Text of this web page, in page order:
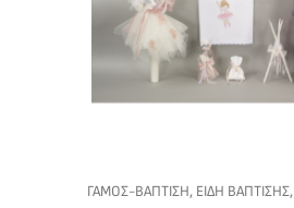
ΣΕΤ ΒΆΠΤΙΣΗΣ ΓΙΑ ΚΟΡΊΤΣΙ
ΓΆΜΟΣ-ΒΆΠΤΙΣΗ, ΕΊΔΗ ΒΆΠΤΙΣΗΣ,